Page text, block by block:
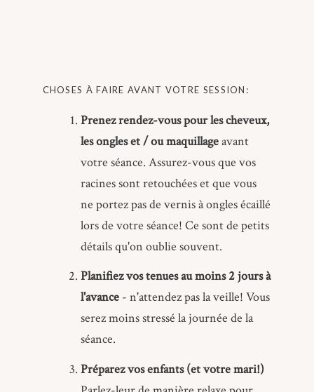
CHOSES À FAIRE AVANT VOTRE SESSION:
Prenez rendez-vous pour les cheveux,
les ongles et / ou maquillageavant
votre séance. Assurez-vous que vos
racines sont retouchées et que vous
ne portez pas de vernis à ongles écaillé
lors de votre séance! Ce sont de petits
détails qu'on oublie souvent.
Planifiez vos tenues au moins 2 jours à
l'avance- n'attendez pas la veille! Vous
serez moins stressé la journée de la
séance.
Préparez vos enfants (et votre mari!)